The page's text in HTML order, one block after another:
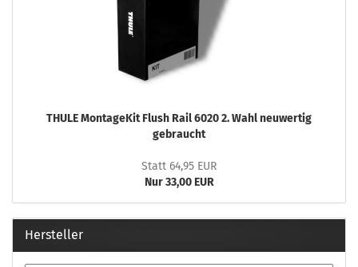
THULE MontageKit Flush Rail 6020 2. Wahl neuwertig
gebraucht
Statt 64,95 EUR
Nur 33,00 EUR
Hersteller